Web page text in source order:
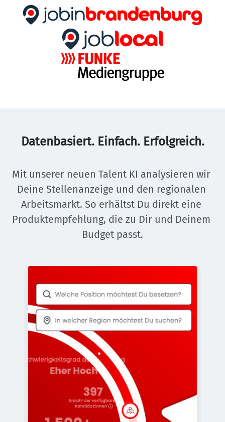
Datenbasiert. Einfach. Erfolgreich.
Mit unserer neuen Talent KI analysieren wir
Deine Stellenanzeige und den regionalen
Arbeitsmarkt. So erhältst Du direkt eine
Produktempfehlung, die zu Dir und Deinem
Budget passt.